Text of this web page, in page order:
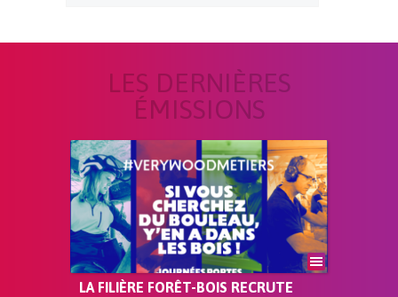
LES DERNIÈRES
ÉMISSIONS
LA FILIÈRE FORÊT-BOIS RECRUTE